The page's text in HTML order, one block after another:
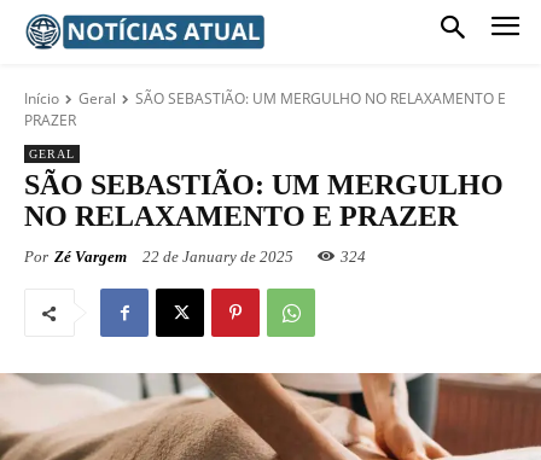
Início Geral
SÃO SEBASTIÃO: UM MERGULHO NO RELAXAMENTO E
PRAZER
GERAL
SÃO SEBASTIÃO: UM MERGULHO
NO RELAXAMENTO E PRAZER
Por Zé Vargem 22 de January de 2025 324